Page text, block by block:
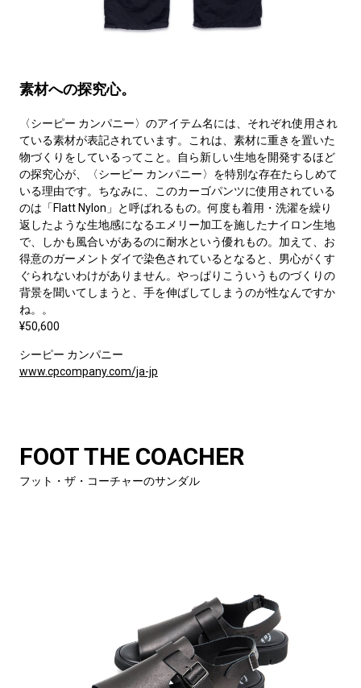
素材への探究心。
〈シーピー カンパニー〉のアイテム名には、それぞれ使用され
ている素材が表記されています。これは、素材に重きを置いた
物づくりをしているってこと。自ら新しい生地を開発するほど
の探究心が、〈シーピー カンパニー〉を特別な存在たらしめて
いる理由です。ちなみに、このカーゴパンツに使用されている
のは「Flatt Nylon」と呼ばれるもの。何度も着用・洗濯を繰り
返したような生地感になるエメリー加工を施したナイロン生地
で、しかも風合いがあるのに耐水という優れもの。加えて、お
得意のガーメントダイで染色されているとなると、男心がくす
ぐられないわけがありません。やっぱりこういうものづくりの
背景を聞いてしまうと、手を伸ばしてしまうのが性なんですか
ね。。
¥50,600
シーピー カンパニー
www.cpcompany.com/ja-jp
FOOT THE COACHER
フット・ザ・コーチャーのサンダル